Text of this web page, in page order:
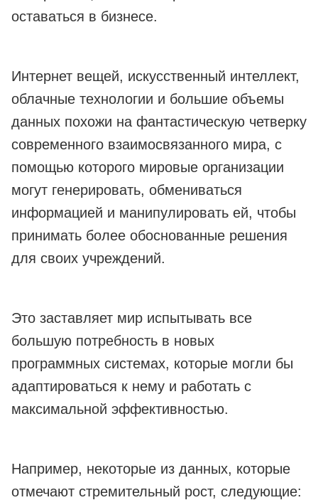
оставаться в бизнесе.
Интернет вещей, искусственный интеллект,
облачные технологии и большие объемы
данных похожи на фантастическую четверку
современного взаимосвязанного мира, с
помощью которого мировые организации
могут генерировать, обмениваться
информацией и манипулировать ей, чтобы
принимать более обоснованные решения
для своих учреждений.
Это заставляет мир испытывать все
большую потребность в новых
программных системах, которые могли бы
адаптироваться к нему и работать с
максимальной эффективностью.
Например, некоторые из данных, которые
отмечают стремительный рост, следующие: